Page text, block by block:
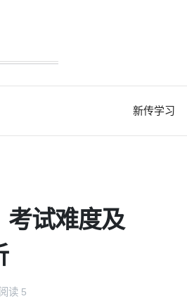
新传学习
考试难度及
阅读 5